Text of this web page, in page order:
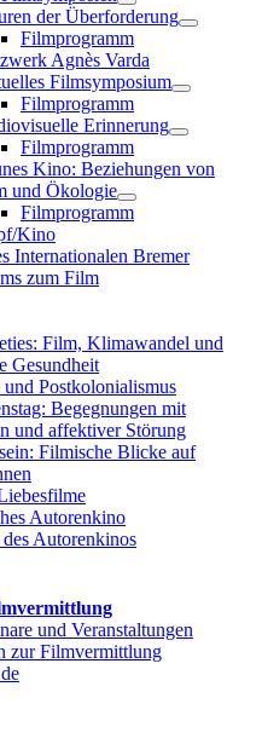
der Überforderung
Filmprogramm
Agnès Varda
Filmsymposium
Filmprogramm
Erinnerung
Filmprogramm
Kino: Beziehungen von
und Ökologie
Filmprogramm
Kino
Internationalen Bremer
zum Film
Film, Klimawandel und
Gesundheit
und Postkolonialismus
Begegnungen mit
und affektiver Störung
Filmische Blicke auf
Autorenkino
Autorenkinos
und Veranstaltungen
zur Filmvermittlung